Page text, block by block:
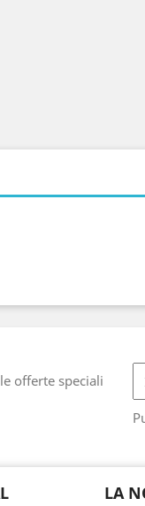
offerte speciali
LA